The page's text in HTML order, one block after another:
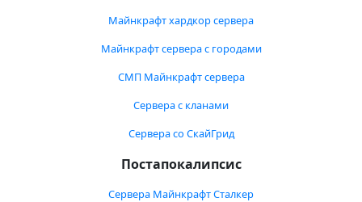
Майнкрафт хардкор сервера
Майнкрафт сервера с городами
СМП Майнкрафт сервера
Сервера с кланами
Сервера со СкайГрид
Постапокалипсис
Сервера Майнкрафт Сталкер